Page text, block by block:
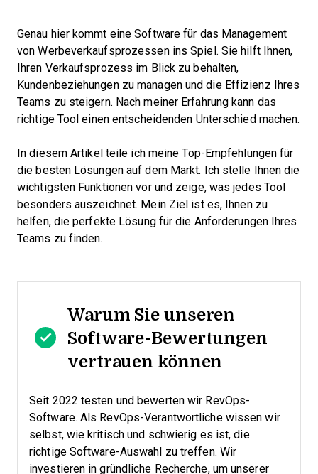
Genau hier kommt eine Software für das Management
von Werbeverkaufsprozessen ins Spiel. Sie hilft Ihnen,
Ihren Verkaufsprozess im Blick zu behalten,
Kundenbeziehungen zu managen und die Effizienz Ihres
Teams zu steigern. Nach meiner Erfahrung kann das
richtige Tool einen entscheidenden Unterschied machen.
In diesem Artikel teile ich meine Top-Empfehlungen für
die besten Lösungen auf dem Markt. Ich stelle Ihnen die
wichtigsten Funktionen vor und zeige, was jedes Tool
besonders auszeichnet. Mein Ziel ist es, Ihnen zu
helfen, die perfekte Lösung für die Anforderungen Ihres
Teams zu finden.
Warum Sie unseren
Software-Bewertungen
vertrauen können
Seit 2022 testen und bewerten wir RevOps-
Software. Als RevOps-Verantwortliche wissen wir
selbst, wie kritisch und schwierig es ist, die
richtige Software-Auswahl zu treffen. Wir
investieren in gründliche Recherche, um unserer